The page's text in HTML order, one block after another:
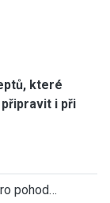
které
i při
pohod…